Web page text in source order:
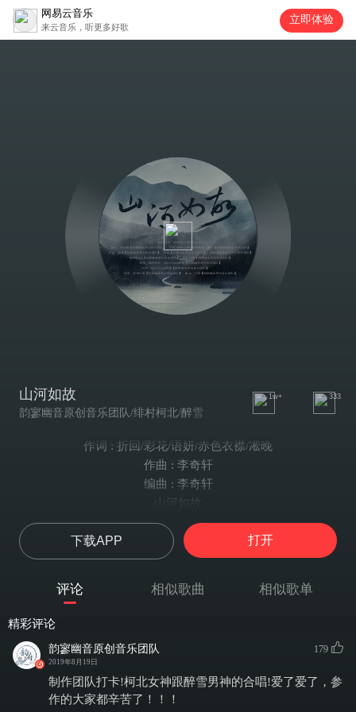
网易云音乐
来云音乐，听更多好歌
立即体验
山河如故
韵寥幽音原创音乐团队/绯村柯北/醉雪
1w+ 333
作词 : 折回/彩花/语妍/赤色衣襟/凇晚
作曲 : 李奇轩
编曲 : 李奇轩
山河如故
策划：沧如镜【韵寥幽音原创音乐团队】
作曲：罄玄【韵寥幽音原创音乐团队】
编曲/分轨：罄玄【韵寥幽音原创音乐团队】
临渊【韵寥幽音原创音乐团队】
语妍Dounp【韵寥幽音原创音乐团队】
赤色衣襟【韵寥幽音原创音乐团队】
演唱：
下载APP 打开
评论 相似歌曲 相似歌单
精彩评论
韵寥幽音原创音乐团队
2019年8月19日
179
制作团队打卡!柯北女神跟醉雪男神的合唱!爱了爱了，参
作的大家都辛苦了！！！